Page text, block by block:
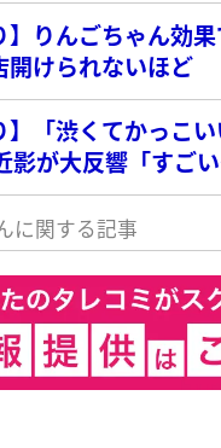
】りんごちゃん効
開けられないほど
】「渋くてかっこ
影が大反響「すご
に関する記事